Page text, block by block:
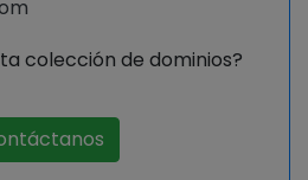
colección de dominios?